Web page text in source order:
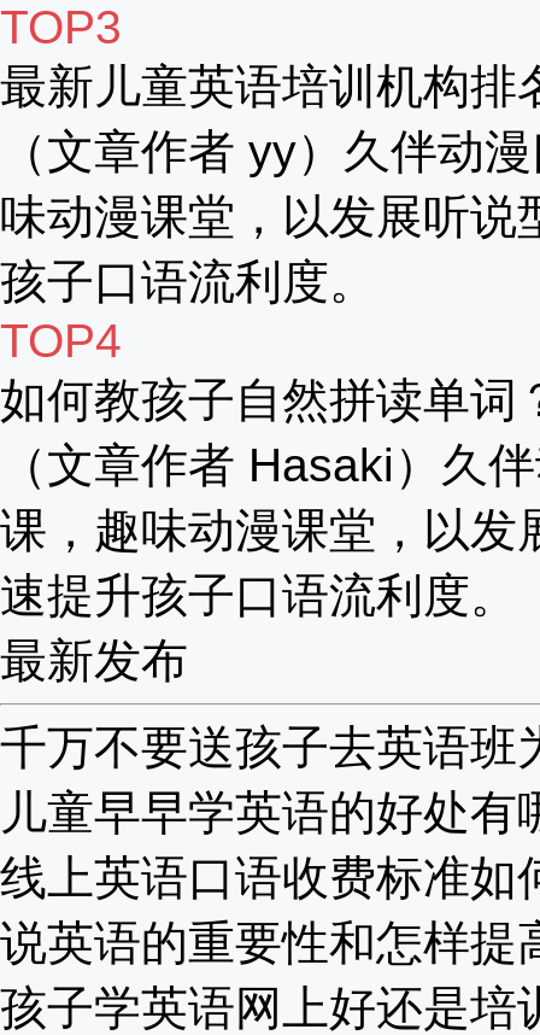
TOP3
最新儿童英语培训机构排
（文章作者 yy）久伴动
味动漫课堂，以发展听说
孩子口语流利度。
TOP4
如何教孩子自然拼读单词
（文章作者 Hasaki）久
课，趣味动漫课堂，以发
速提升孩子口语流利度。
最新发布
千万不要送孩子去英语班
儿童早早学英语的好处有
线上英语口语收费标准如
说英语的重要性和怎样提
孩子学英语网上好还是培